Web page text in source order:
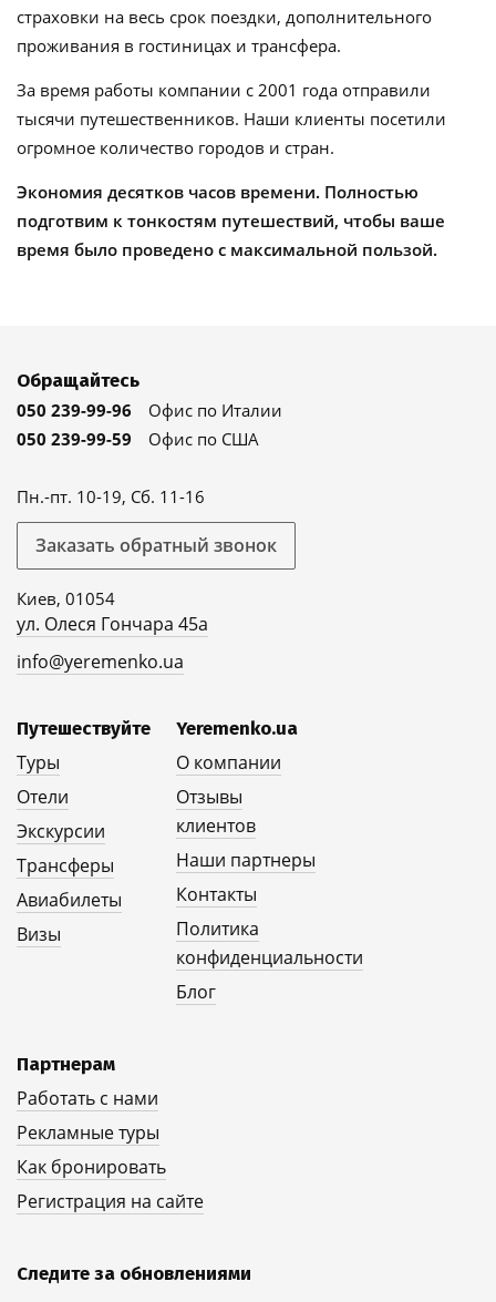
страховки на весь срок поездки, дополнительного
проживания в гостиницах и трансфера.
За время работы компании с 2001 года отправили
тысячи путешественников. Наши клиенты посетили
огромное количество городов и стран.
Экономия десятков часов времени. Полностью
подготвим к тонкостям путешествий, чтобы ваше
время было проведено с максимальной пользой.
Обращайтесь
050 239-99-96
Офис по Италии
050 239-99-59
Офис по США
Пн.-пт. 10-19, Сб. 11-16
Заказать обратный звонок
Киев, 01054
ул. Олеся Гончара 45а
info@yeremenko.ua
Путешествуйте
Туры
Отели
Экскурсии
Трансферы
Авиабилеты
Визы
Yeremenko.ua
О компании
Отзывы
клиентов
Наши партнеры
Контакты
Политика
конфиденциальности
Блог
Партнерам
Работать с нами
Рекламные туры
Как бронировать
Регистрация на сайте
Следите за обновлениями